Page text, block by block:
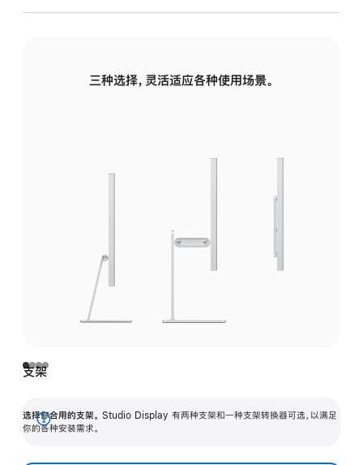
三种选择，灵活适应各种使用场景。
支架
选择你合用的支架。 Studio Display 有两种支架和一种支架转换器可选，以满足
你的各种安装需求。
展